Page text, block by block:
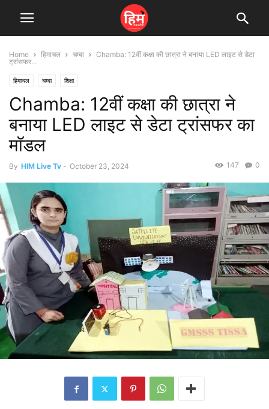
Home हिमाचल चम्बा
Chamba: 12वीं कक्षा की छात्रा ने बनाया LED लाइट से डेटा
ट्रांसफर...
हिमाचल चम्बा शिक्षा
Chamba: 12वीं कक्षा की छात्रा ने
बनाया LED लाइट से डेटा ट्रांसफर का
मॉडल
By HIM Live Tv - October 23, 2024 0
147